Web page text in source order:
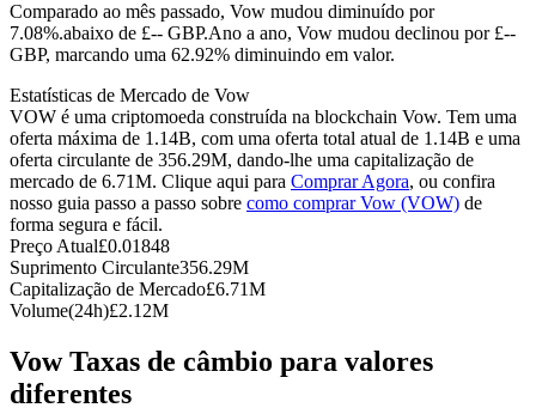
Futuros de USDC
Futuros usando USDC como garantia
Copiar Trading
Comparado ao mês passado, Vow mudou diminuído por
7.08%.abaixo de £-- GBP.Ano a ano, Vow mudou declinou por £--
GBP, marcando uma 62.92% diminuindo em valor.
Estatísticas de Mercado de Vow
VOW é uma criptomoeda construída na blockchain Vow. Tem uma
oferta máxima de 1.14B, com uma oferta total atual de 1.14B e uma
oferta circulante de 356.29M, dando-lhe uma capitalização de
mercado de 6.71M. Clique aqui para Comprar Agora, ou confira
nosso guia passo a passo sobre como comprar Vow (VOW) de
forma segura e fácil.
Preço Atual£0.01848
Suprimento Circulante356.29M
Capitalização de Mercado£6.71M
Volume(24h)£2.12M
Vow Taxas de câmbio para valores
diferentes